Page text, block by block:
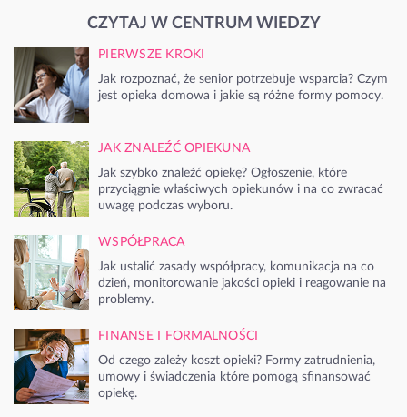
CZYTAJ W CENTRUM WIEDZY
PIERWSZE KROKI
Jak rozpoznać, że senior potrzebuje wsparcia? Czym
jest opieka domowa i jakie są różne formy pomocy.
JAK ZNALEŹĆ OPIEKUNA
Jak szybko znaleźć opiekę? Ogłoszenie, które
przyciągnie właściwych opiekunów i na co zwracać
uwagę podczas wyboru.
WSPÓŁPRACA
Jak ustalić zasady współpracy, komunikacja na co
dzień, monitorowanie jakości opieki i reagowanie na
problemy.
FINANSE I FORMALNOŚCI
Od czego zależy koszt opieki? Formy zatrudnienia,
umowy i świadczenia które pomogą sfinansować
opiekę.